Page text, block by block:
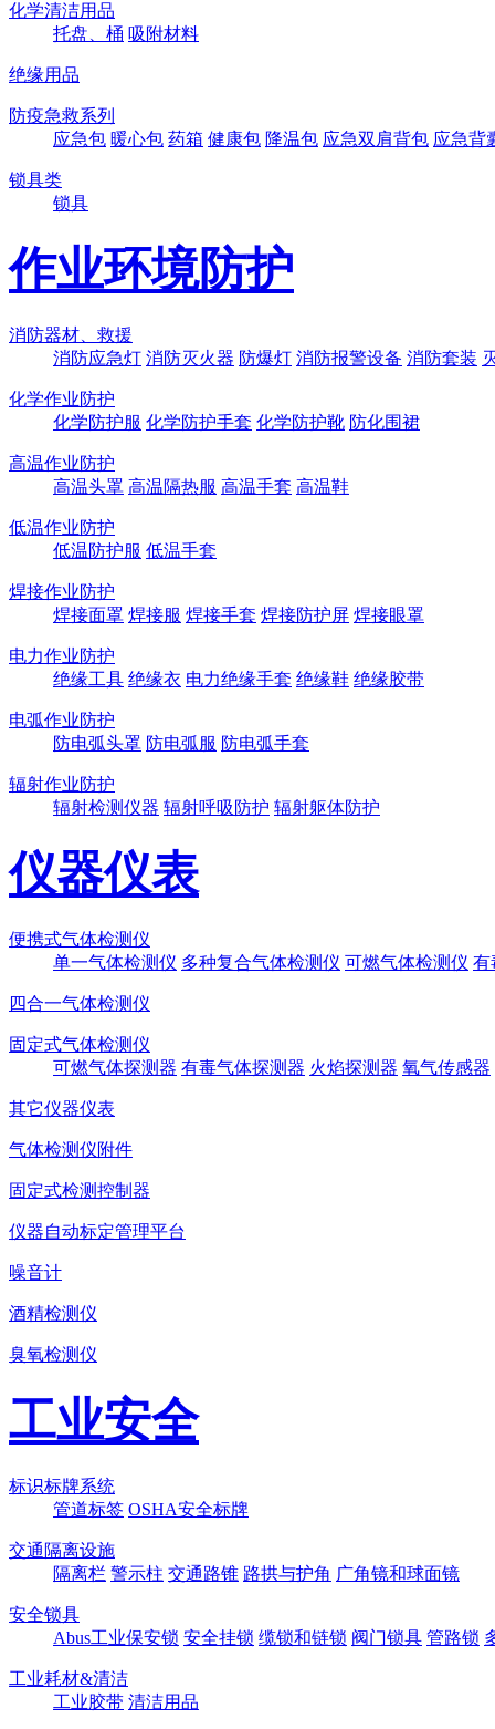
化学清洁用品
托盘、桶 吸附材料
绝缘用品
防疫急救系列
应急包 暖心包 药箱 健康包 降温包 应急双肩背包 应急背
锁具类
锁具
作业环境防护
消防器材、救援
消防应急灯 消防灭火器 防爆灯 消防报警设备 消防套装
化学作业防护
化学防护服 化学防护手套 化学防护靴 防化围裙
高温作业防护
高温头罩 高温隔热服 高温手套 高温鞋
低温作业防护
低温防护服 低温手套
焊接作业防护
焊接面罩 焊接服 焊接手套 焊接防护屏 焊接眼罩
电力作业防护
绝缘工具 绝缘衣 电力绝缘手套 绝缘鞋 绝缘胶带
电弧作业防护
防电弧头罩 防电弧服 防电弧手套
辐射作业防护
辐射检测仪器 辐射呼吸防护 辐射躯体防护
仪器仪表
便携式气体检测仪
单一气体检测仪 多种复合气体检测仪 可燃气体检测仪 有
四合一气体检测仪
固定式气体检测仪
可燃气体探测器 有毒气体探测器 火焰探测器 氧气传感器
其它仪器仪表
气体检测仪附件
固定式检测控制器
仪器自动标定管理平台
噪音计
酒精检测仪
臭氧检测仪
工业安全
标识标牌系统
管道标签 OSHA安全标牌
交通隔离设施
隔离栏 警示柱 交通路锥 路拱与护角 广角镜和球面镜
安全锁具
Abus工业保安锁 安全挂锁 缆锁和链锁 阀门锁具 管路锁
工业耗材&清洁
工业胶带 清洁用品